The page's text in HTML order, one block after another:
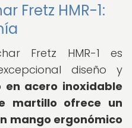
Fretz HMR-1:
Fretz HMR-1 es
diseño y
en acero inoxidable
martillo ofrece un
mango ergonómico